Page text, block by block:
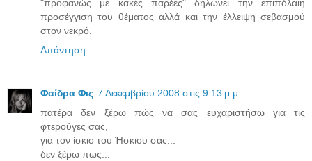
"προφανώς με κακές παρέες" δηλώνει την επιπόλαιη
προσέγγιση του θέματος αλλά και την έλλειψη σεβασμού
στον νεκρό.
Απάντηση
Φαίδρα Φις 7 Δεκεμβρίου 2008 στις 9:13 μ.μ.
πατέρα δεν ξέρω πώς να σας ευχαριστήσω για τις
φτερούγες σας,
για τον ίσκιο του Ήσκιου σας...
δεν ξέρω πώς...